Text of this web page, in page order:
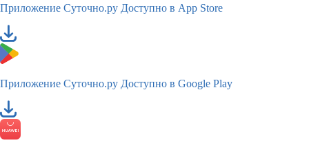
Приложение Суточно.ру Доступно в App Store
Приложение Суточно.ру Доступно в Google Play